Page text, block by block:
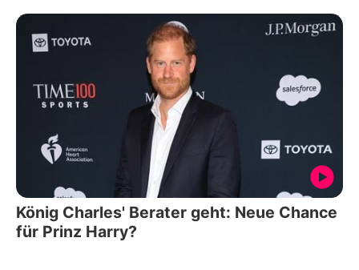
König Charles' Berater geht: Neue Chance
für Prinz Harry?